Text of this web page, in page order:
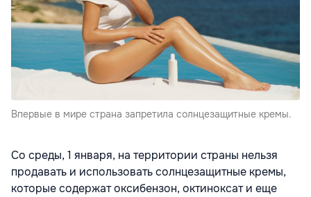
Впервые в мире страна запретила солнцезащитные кремы.
Со среды, 1 января, на территории страны нельзя
продавать и использовать солнцезащитные кремы,
которые содержат оксибензон, октиноксат и еще